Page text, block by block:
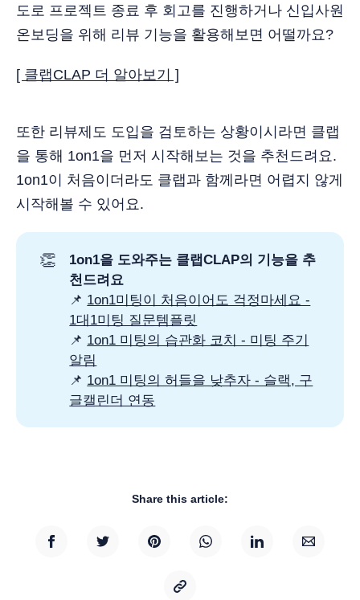
도로 프로젝트 종료 후 회고를 진행하거나 신입사원
온보딩을 위해 리뷰 기능을 활용해보면 어떨까요?
[ 클랩CLAP 더 알아보기 ]
또한 리뷰제도 도입을 검토하는 상황이시라면 클랩
을 통해 1on1을 먼저 시작해보는 것을 추천드려요.
1on1이 처음이더라도 클랩과 함께라면 어렵지 않게
시작해볼 수 있어요.
👏
1on1을 도와주는 클랩CLAP의 기능을 추
천드려요
📌 1on1미팅이 처음이어도 걱정마세요 -
1대1미팅 질문템플릿
📌 1on1 미팅의 습관화 코치 - 미팅 주기
알림
📌 1on1 미팅의 허들을 낮추자 - 슬랙, 구
글캘린더 연동
Share this article: